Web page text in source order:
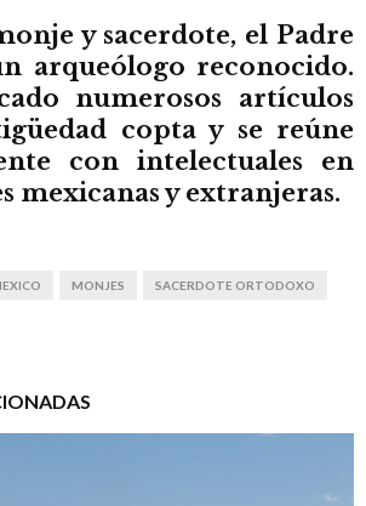
y sacerdote, el Padre
arqueólogo reconocido.
numerosos artículos
copta y se reúne
con intelectuales en
mexicanas y extranjeras.
MONJES SACERDOTE ORTODOXO